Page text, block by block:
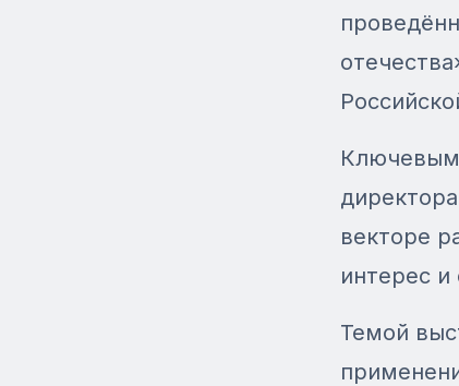
Ключевым
векторе
интерес
Темой